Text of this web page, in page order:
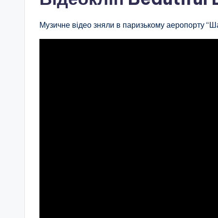
Музичне відео зняли в паризькому аеропорту